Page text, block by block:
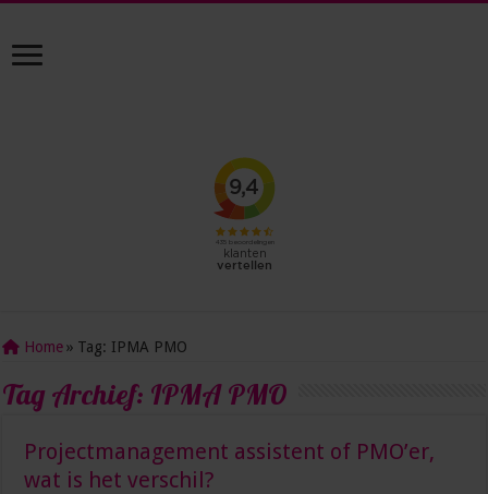
Home » Tag: IPMA PMO
Tag Archief: IPMA PMO
Projectmanagement assistent of PMO’er,
wat is het verschil?